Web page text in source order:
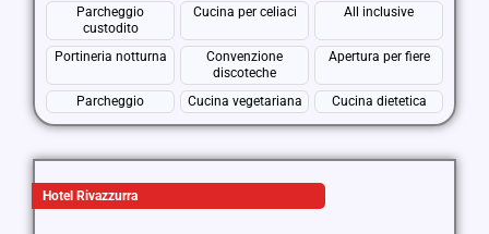
Parcheggio
custodito
Cucina per celiaci All inclusive
Portineria notturna
Convenzione
discoteche
Apertura per fiere
Parcheggio Cucina vegetariana Cucina dietetica
Hotel Rivazzurra